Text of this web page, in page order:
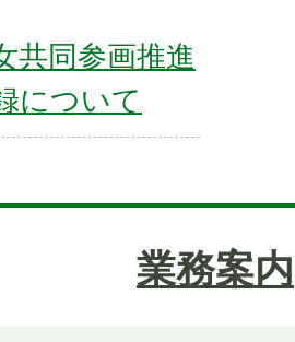
共同参画推進
について
業務案内